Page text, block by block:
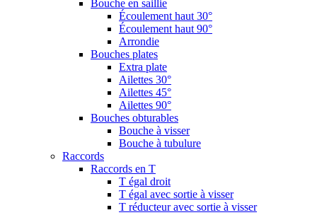
Bouche en saillie
Écoulement haut 30°
Écoulement haut 90°
Arrondie
Bouches plates
Extra plate
Ailettes 30°
Ailettes 45°
Ailettes 90°
Bouches obturables
Bouche à visser
Bouche à tubulure
Raccords
Raccords en T
T égal droit
T égal avec sortie à visser
T réducteur avec sortie à visser